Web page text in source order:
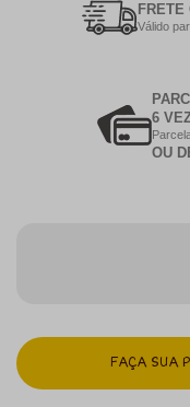
FRETE
Válido
6
OU
FAÇA SUA